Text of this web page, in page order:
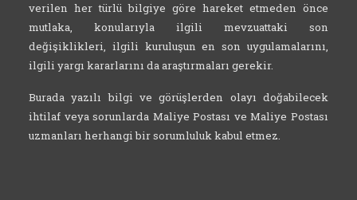
verilen her türlü bilgiye göre hareket etmeden önce
mutlaka, konularıyla ilgili mevzuattaki son
değişiklikleri, ilgili kuruluşun en son uygulamalarını,
ilgili yargı kararlarını da araştırmaları gerekir.
Burada yazılı bilgi ve görüşlerden olayı doğabilecek
ihtilaf veya sorunlarda Maliye Postası ve Maliye Postası
uzmanları herhangi bir sorumluluk kabul etmez.